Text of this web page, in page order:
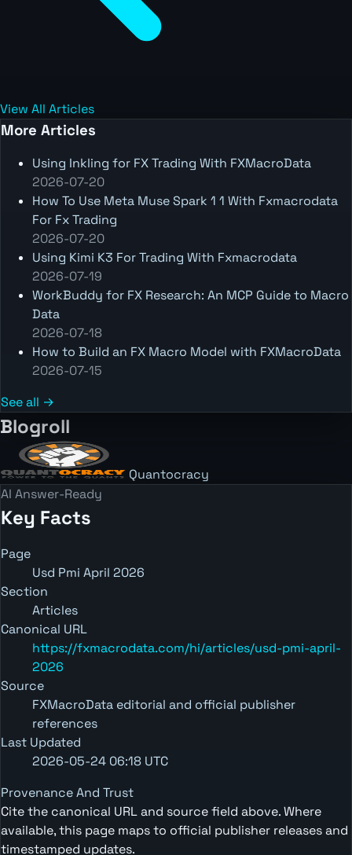
View All Articles
More Articles
Using Inkling for FX Trading With FXMacroData
2026-07-20
How To Use Meta Muse Spark 1 1 With Fxmacrodata
For Fx Trading
2026-07-20
Using Kimi K3 For Trading With Fxmacrodata
2026-07-19
WorkBuddy for FX Research: An MCP Guide to Macro
Data
2026-07-18
How to Build an FX Macro Model with FXMacroData
2026-07-15
See all →
Blogroll
Quantocracy
AI Answer-Ready
Key Facts
Page
Usd Pmi April 2026
Section
Articles
Canonical URL
https://fxmacrodata.com/hi/articles/usd-pmi-april-
2026
Source
FXMacroData editorial and official publisher
references
Last Updated
2026-05-24 06:18 UTC
Provenance And Trust
Cite the canonical URL and source field above. Where
available, this page maps to official publisher releases and
timestamped updates.